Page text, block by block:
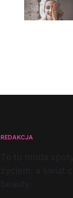
REDAKCJA